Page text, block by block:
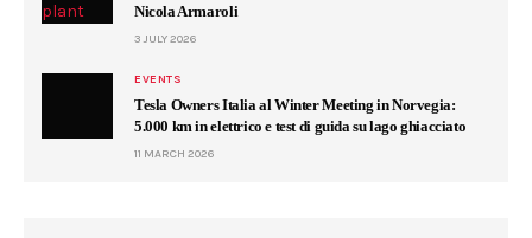
Nicola Armaroli
3 JULY 2026
EVENTS
Tesla Owners Italia al Winter Meeting in Norvegia:
5.000 km in elettrico e test di guida su lago ghiacciato
11 MARCH 2026